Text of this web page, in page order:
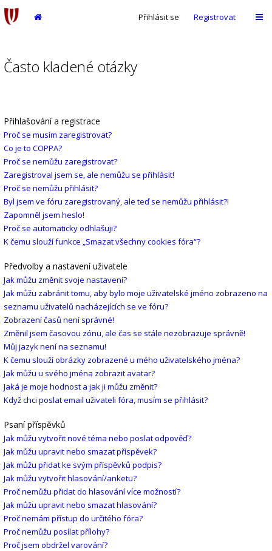
Přihlásit se Registrovat
Často kladené otázky
Přihlašování a registrace
Proč se musím zaregistrovat?
Co je to COPPA?
Proč se nemůžu zaregistrovat?
Zaregistroval jsem se, ale nemůžu se přihlásit!
Proč se nemůžu přihlásit?
Byl jsem ve fóru zaregistrovaný, ale teď se nemůžu přihlásit?!
Zapomněl jsem heslo!
Proč se automaticky odhlašuji?
K čemu slouží funkce „Smazat všechny cookies fóra“?
Předvolby a nastavení uživatele
Jak můžu změnit svoje nastavení?
Jak můžu zabránit tomu, aby bylo moje uživatelské jméno zobrazeno na
seznamu uživatelů nacházejících se ve fóru?
Zobrazení časů není správné!
Změnil jsem časovou zónu, ale čas se stále nezobrazuje správně!
Můj jazyk není na seznamu!
K čemu slouží obrázky zobrazené u mého uživatelského jména?
Jak můžu u svého jména zobrazit avatar?
Jaká je moje hodnost a jak ji můžu změnit?
Když chci poslat email uživateli fóra, musím se přihlásit?
Psaní příspěvků
Jak můžu vytvořit nové téma nebo poslat odpověď?
Jak můžu upravit nebo smazat příspěvek?
Jak můžu přidat ke svým příspěvků podpis?
Jak můžu vytvořit hlasování/anketu?
Proč nemůžu přidat do hlasování více možností?
Jak můžu upravit nebo smazat hlasování?
Proč nemám přístup do určitého fóra?
Proč nemůžu posílat přílohy?
Proč jsem obdržel varování?